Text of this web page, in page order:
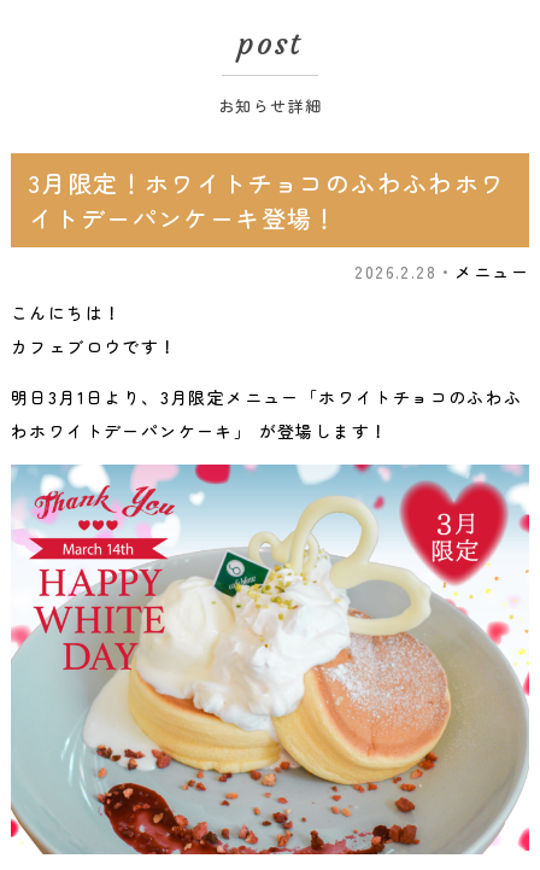
post
お知らせ詳細
3月限定！ホワイトチョコのふわふわホワ
イトデーパンケーキ登場！
2026.2.28・ メニュー
こんにちは！
カフェブロウです！
明日3月1日より、3月限定メニュー 「ホワイトチョコのふわふ
わホワイトデーパンケーキ 」 が登場します！